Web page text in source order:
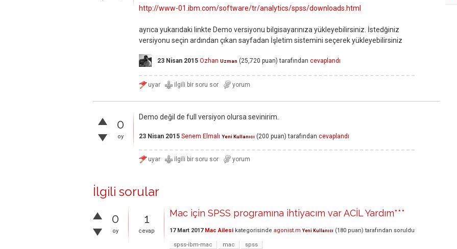
http://www-01.ibm.com/software/tr/analytics/spss/downloads.html
ayrıca yukarıdaki linkte Demo versiyonu bilgisayarınıza yükleyebilirsiniz. İstedğiniz
versiyonu seçin ardından çıkan sayfadan İşletim sistemini seçerek yükleyebilirsiniz
23 Nisan 2015 Ozhan Uzman (25,720 puan) tarafından cevaplandı
0
oy
Demo değil de full versiyon olursa sevinirim.
23 Nisan 2015 Senem Elmalı Yeni Kullanıcı (200 puan) tarafından cevaplandı
İlgili sorular
0
oy
1
cevap
Mac için SPSS programına ihtiyacım var ACİL Yardım***
17 Mart 2017 Mac Ailesi kategorisinde agonist.m Yeni Kullanıcı (180 puan) tarafından soruldu
spss-ibm-mac mac spss